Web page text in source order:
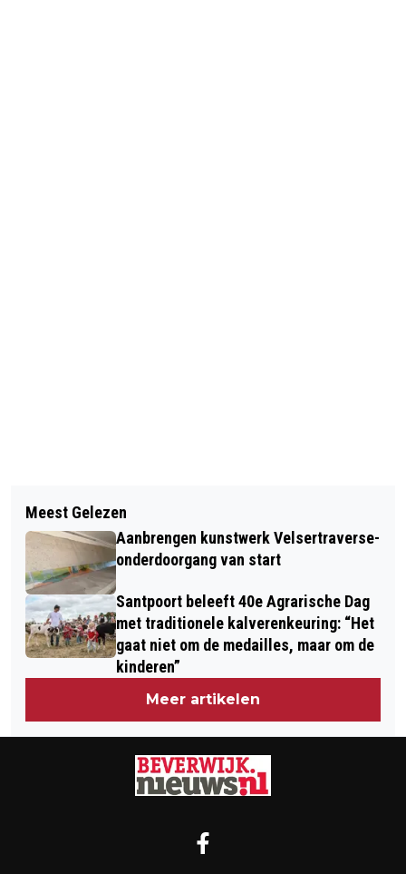
11 NOVEMBER IS DE DAG…DAT JOUW
LICHTJE BRANDEN MAG!
GEBOORTES I HUWELIJKEN I
OVERLEDEN
Meest Gelezen
Aanbrengen kunstwerk Velsertraverse-
onderdoorgang van start
Santpoort beleeft 40e Agrarische Dag
met traditionele kalverenkeuring: “Het
gaat niet om de medailles, maar om de
kinderen”
Meer artikelen